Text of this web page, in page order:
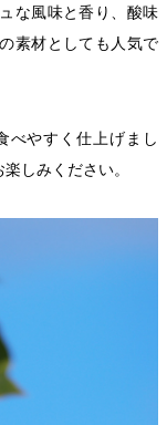
な風味と香り、酸味
素材としても人気で
べやすく仕上げまし
しみください。